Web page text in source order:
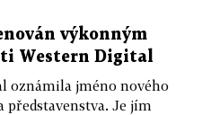
výkonným
Western Digital
oznámila jméno nového
představenstva. Je jím